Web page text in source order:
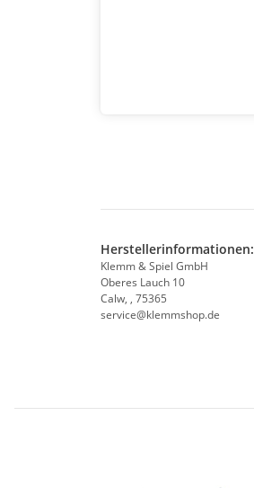
Herstellerinformationen:
Klemm & Spiel GmbH
Oberes Lauch 10
Calw, , 75365
service@klemmshop.de